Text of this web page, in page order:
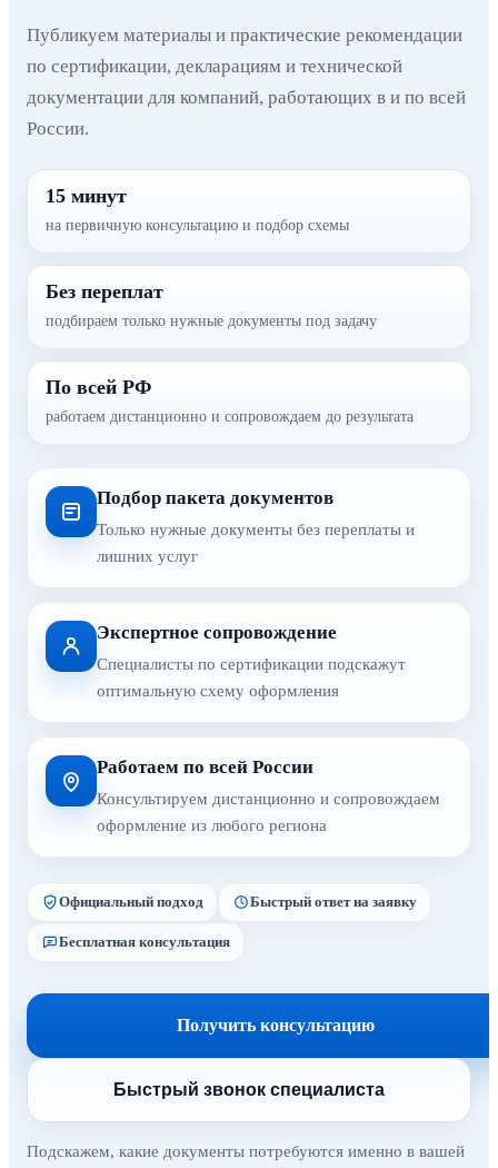
Публикуем материалы и практические рекомендации
по сертификации, декларациям и технической
документации для компаний, работающих в и по всей
России.
15 минут
на первичную консультацию и подбор схемы
Без переплат
подбираем только нужные документы под задачу
По всей РФ
работаем дистанционно и сопровождаем до результата
Подбор пакета документов
Только нужные документы без переплаты и
лишних услуг
Экспертное сопровождение
Специалисты по сертификации подскажут
оптимальную схему оформления
Работаем по всей России
Консультируем дистанционно и сопровождаем
оформление из любого региона
Официальный подход Быстрый ответ на заявку
Бесплатная консультация
Получить консультацию
Быстрый звонок специалиста
Подскажем, какие документы потребуются именно в вашей